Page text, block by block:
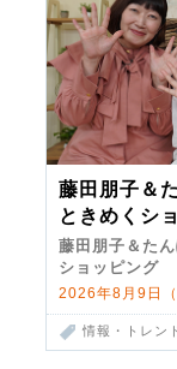
藤田朋子＆
ときめくシ
藤田朋子＆た
ショッピング
2026年8月9日
情報・トレン